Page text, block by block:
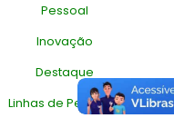
Pessoal
Inovação
Destaque
Linhas de Pesquisa